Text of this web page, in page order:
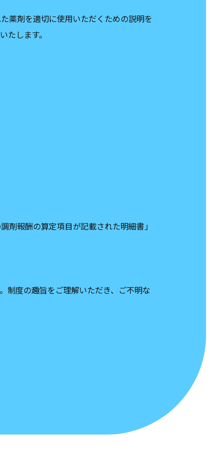
薬剤を適切に使用いただくための説明を
します。
剤報酬の算定項目が記載された明細書」
制度の趣旨をご理解いただき、ご不明な